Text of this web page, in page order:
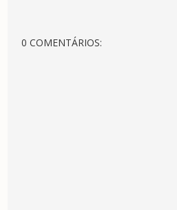
0 COMENTÁRIOS: